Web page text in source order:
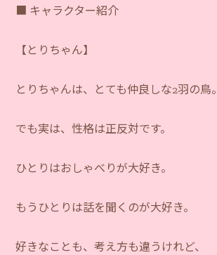
■ キャラクター紹介
【とりちゃん】
とりちゃんは、とても仲良しな2羽の鳥。
でも実は、性格は正反対です。
ひとりはおしゃべりが大好き。
もうひとりは話を聞くのが大好き。
好きなことも、考え方も違うけれど、